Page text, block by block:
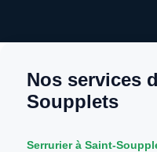
Nos services
Soupplets
Serrurier à Saint-